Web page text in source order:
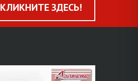
КЛИКНИТЕ ЗДЕСЬ!